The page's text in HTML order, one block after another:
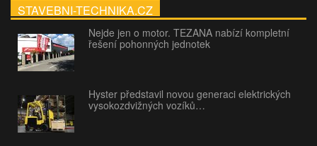
STAVEBNI-TECHNIKA.CZ
Nejde jen o motor. TEZANA nabízí kompletní
řešení pohonných jednotek
Hyster představil novou generaci elektrických
vysokozdvižných vozíků…